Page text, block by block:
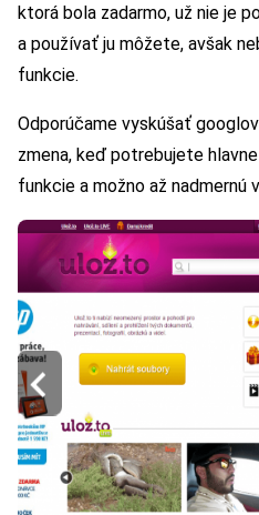
ktorá bola zadarmo, už nie je
a používať ju môžete, avšak
funkcie.
Odporúčame vyskúšať
zmena, keď potrebujete
funkcie a možno až nadmernú